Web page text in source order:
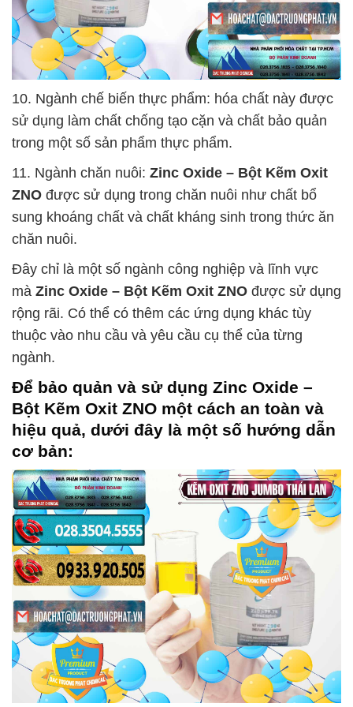
10. Ngành chế biến thực phẩm: hóa chất này được
sử dụng làm chất chống tạo cặn và chất bảo quản
trong một số sản phẩm thực phẩm.
11. Ngành chăn nuôi: Zinc Oxide – Bột Kẽm Oxit
ZNO được sử dụng trong chăn nuôi như chất bổ
sung khoáng chất và chất kháng sinh trong thức ăn
chăn nuôi.
Đây chỉ là một số ngành công nghiệp và lĩnh vực
mà Zinc Oxide – Bột Kẽm Oxit ZNO được sử dụng
rộng rãi. Có thể có thêm các ứng dụng khác tùy
thuộc vào nhu cầu và yêu cầu cụ thể của từng
ngành.
Để bảo quản và sử dụng Zinc Oxide –
Bột Kẽm Oxit ZNO một cách an toàn và
hiệu quả, dưới đây là một số hướng dẫn
cơ bản: